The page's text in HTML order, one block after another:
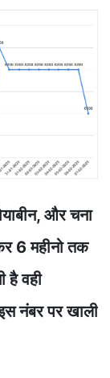
और चना
6 महीनो तक
है वही
नंबर पर खाली